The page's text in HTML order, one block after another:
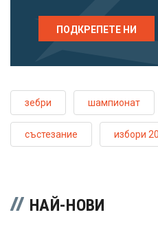
ПОДКРЕПЕТЕ НИ
зебри шампионат
състезание избори
НАЙ-НОВИ